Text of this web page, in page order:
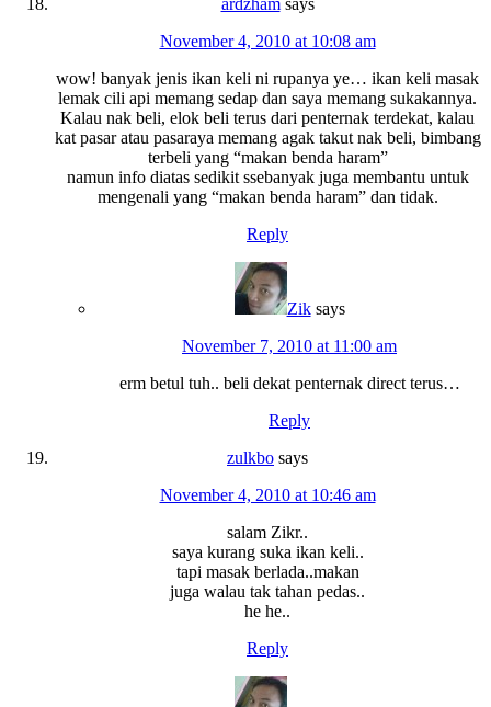
November 4, 2010 at 10:08 am
wow! banyak jenis ikan keli ni rupanya ye… ikan keli masak
lemak cili api memang sedap dan saya memang sukakannya.
Kalau nak beli, elok beli terus dari penternak terdekat, kalau
kat pasar atau pasaraya memang agak takut nak beli, bimbang
terbeli yang “makan benda haram”
namun info diatas sedikit ssebanyak juga membantu untuk
mengenali yang “makan benda haram” dan tidak.
Reply
Zik says
November 7, 2010 at 11:00 am
erm betul tuh.. beli dekat penternak direct terus…
Reply
zulkbo says
November 4, 2010 at 10:46 am
salam Zikr..
saya kurang suka ikan keli..
tapi masak berlada..makan
juga walau tak tahan pedas..
he he..
Reply